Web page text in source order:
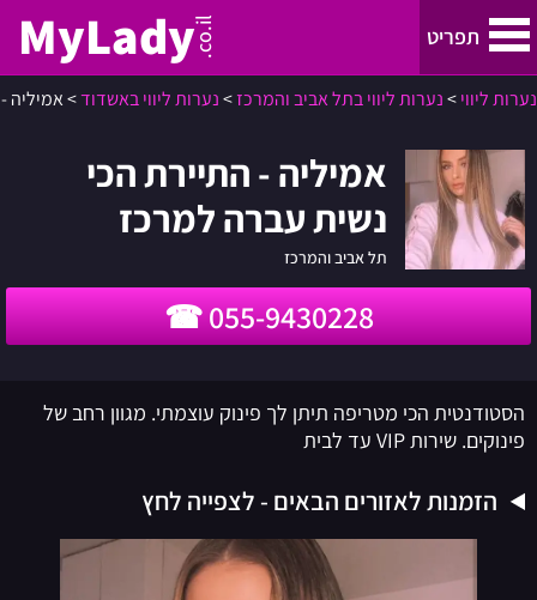
תפריט MyLady.co.il
נערות ליווי
נערות ליווי בתל אביב והמרכז
נערות ליווי בחיפה, קריות והצפון
ירושלים
נערות ליווי באילת
נערות ליווי>נערות ליווי בתל אביב והמרכז>נערות ליווי באשדוד>אמיליה
אמיליה - התיירת הכי
נשית עברה למרכז
תל אביב והמרכז
055-9430228
הסטודנטית הכי מטריפה תיתן לך פינוק עוצמתי. מגוון רחב של
פינוקים. שירות VIP עד לבית
הזמנות לאזורים הבאים - לצפייה לחץ